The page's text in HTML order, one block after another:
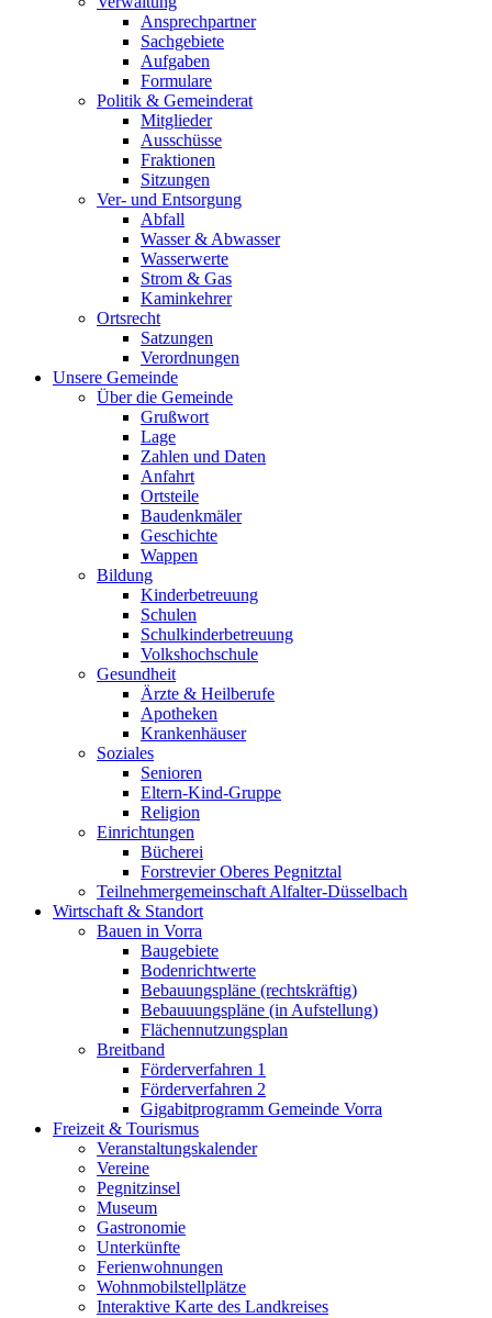
Ansprechpartner
Sachgebiete
Aufgaben
Formulare
Politik & Gemeinderat
Mitglieder
Ausschüsse
Fraktionen
Sitzungen
Ver- und Entsorgung
Abfall
Wasser & Abwasser
Wasserwerte
Strom & Gas
Kaminkehrer
Ortsrecht
Satzungen
Verordnungen
Unsere Gemeinde
Über die Gemeinde
Grußwort
Lage
Zahlen und Daten
Anfahrt
Ortsteile
Baudenkmäler
Geschichte
Wappen
Bildung
Kinderbetreuung
Schulen
Schulkinderbetreuung
Volkshochschule
Gesundheit
Ärzte & Heilberufe
Apotheken
Krankenhäuser
Soziales
Senioren
Eltern-Kind-Gruppe
Religion
Einrichtungen
Bücherei
Forstrevier Oberes Pegnitztal
Teilnehmergemeinschaft Alfalter-Düsselbach
Wirtschaft & Standort
Bauen in Vorra
Baugebiete
Bodenrichtwerte
Bebauungspläne (rechtskräftig)
Bebauuungspläne (in Aufstellung)
Flächennutzungsplan
Breitband
Förderverfahren 1
Förderverfahren 2
Gigabitprogramm Gemeinde Vorra
Freizeit & Tourismus
Veranstaltungskalender
Vereine
Pegnitzinsel
Museum
Gastronomie
Unterkünfte
Ferienwohnungen
Wohnmobilstellplätze
Interaktive Karte des Landkreises